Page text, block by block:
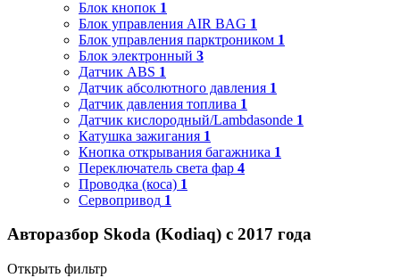
Блок кнопок 1
Блок управления AIR BAG 1
Блок управления парктроником 1
Блок электронный 3
Датчик ABS 1
Датчик абсолютного давления 1
Датчик давления топлива 1
Датчик кислородный/Lambdasonde 1
Катушка зажигания 1
Кнопка открывания багажника 1
Переключатель света фар 4
Проводка (коса) 1
Сервопривод 1
Авторазбор Skoda (Kodiaq) с 2017 года
Открыть фильтр